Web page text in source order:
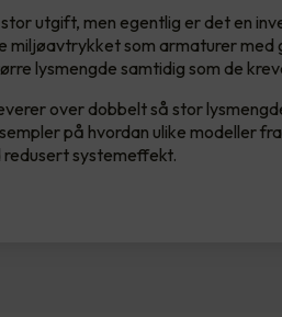
utgift, men egentlig er det en
miljøavtrykket som armaturer med
lysmengde samtidig som de
over dobbelt så stor
på hvordan ulike modeller
redusert systemeffekt.